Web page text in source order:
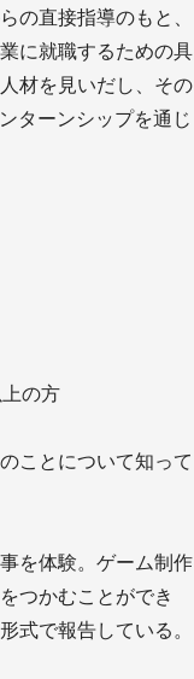
の直接指導のもと、
に就職するための具
材を見いだし、その
ターンシップを通じ
の方
ことについて知って
を体験。ゲーム制作
つかむことができ
形式で報告している。